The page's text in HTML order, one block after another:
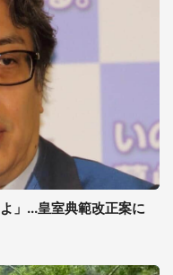
」...皇室典範改正案に